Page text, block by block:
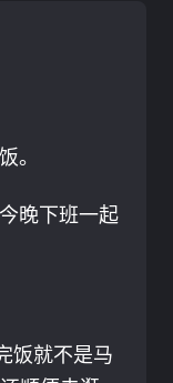
。
晚下班一起
饭就不是马